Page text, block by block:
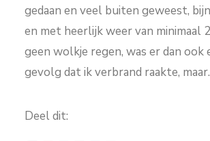
gedaan en veel buiten geweest,
en met heerlijk weer van minimaal
geen wolkje regen, was er dan ook
gevolg dat ik verbrand raakte,
Deel dit: